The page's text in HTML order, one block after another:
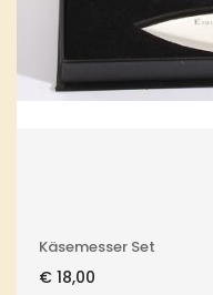
Käsemesser Set
€ 18,00